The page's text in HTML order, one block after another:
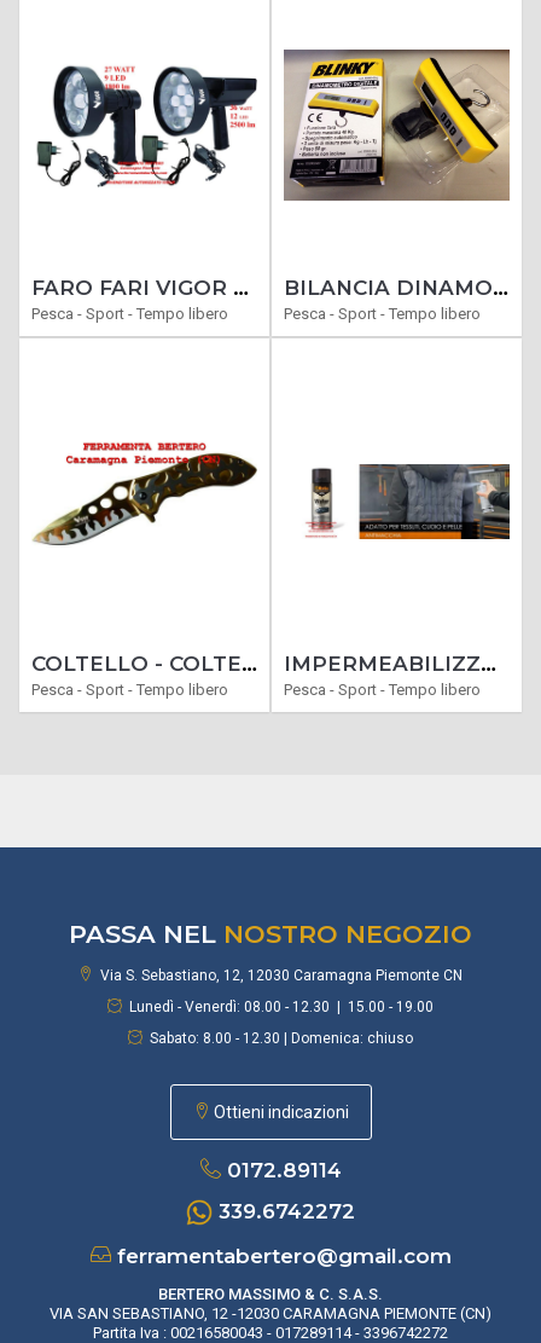
FARO FARI VIGOR LUNGA GITTATA VISIONE NOTTURNA RICARICABILI A LED TORCIA POTENTE 27 O 36 WATT PER CENSIMENTI
Pesca - Sport - Tempo libero
BILANCIA DINAMOMETRI DIGITALI PORTATILE PESO MAX 40 KG
Pesca - Sport - Tempo libero
COLTELLO - COLTELLI SERRAMANICO CACCIA MODELLO FAGIANO
Pesca - Sport - Tempo libero
IMPERMEABILIZZANTE SPRAY 400 ML PER TESSUTI NEW BETA 9775 WATER STOP
Pesca - Sport - Tempo libero
PASSA NEL NOSTRO NEGOZIO
Via S. Sebastiano, 12, 12030 Caramagna Piemonte CN
Lunedì - Venerdì: 08.00 - 12.30 | 15.00 - 19.00
Sabato: 8.00 - 12.30 | Domenica: chiuso
Ottieni indicazioni
0172.89114
339.6742272
ferramentabertero@gmail.com
BERTERO MASSIMO & C. S.A.S.
VIA SAN SEBASTIANO, 12 -12030 CARAMAGNA PIEMONTE (CN)
Partita Iva : 00216580043 - 017289114 - 3396742272